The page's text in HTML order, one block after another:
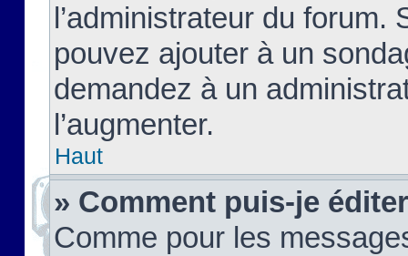
l’administrateur du forum.
pouvez ajouter à un
demandez à un
l’augmenter.
Haut
» Comment puis-je
Comme pour les